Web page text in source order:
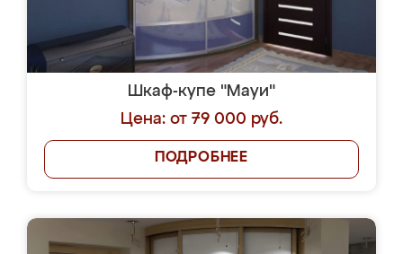
Шкаф-купе "Мауи"
Цена: от 79 000 руб.
ПОДРОБНЕЕ